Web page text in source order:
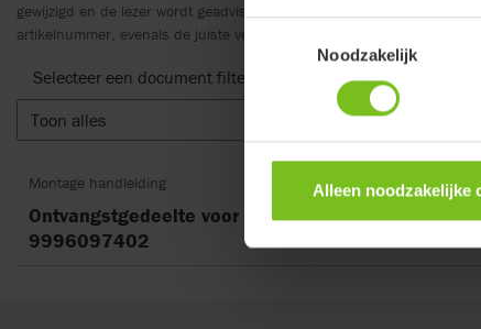
Noodzakelijk
Alleen noodzakelijke
gewijzigd en de lezer wordt geadviseerd om te zorgen voor
artikelnummer, evenals de juiste vertaling.
Selecteer een document filter
Toon alles
Montage handleiding
Ontvangstgedeelte voor bevestigingsstang van de
9996097402